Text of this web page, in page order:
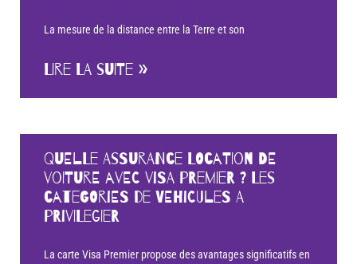
La mesure de la distance entre la Terre et son
LIRE LA SUITE »
Quelle assurance location de
voiture avec Visa Premier ? Les
categories de vehicules a
privilegier
La carte Visa Premier propose des avantages significatifs en